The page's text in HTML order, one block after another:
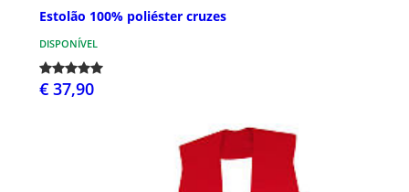
Estolão 100% poliéster cruzes
DISPONÍVEL
€ 37,90